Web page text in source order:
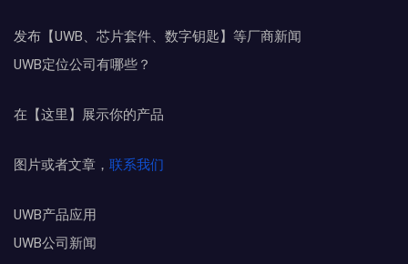
发布【UWB、芯片套件、数字钥匙】等厂商新闻
UWB定位公司有哪些？
在【这里】展示你的产品
图片或者文章， 联系我们
UWB产品应用
UWB公司新闻